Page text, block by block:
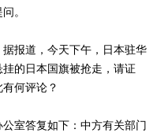
。
道，今天下午，日本驻华
挂的日本国旗被抢走，请证
何评论？
答复如下：中方有关部门